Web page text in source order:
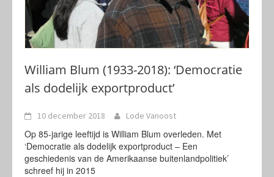
William Blum (1933-2018): ‘Democratie
als dodelijk exportproduct’
10 december 2018 Lode Vanoost
Op 85-jarige leeftijd is William Blum overleden. Met
‘Democratie als dodelijk exportproduct – Een
geschiedenis van de Amerikaanse buitenlandpolitiek’
schreef hij in 2015